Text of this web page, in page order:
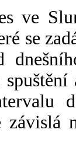
ve
se
závislá